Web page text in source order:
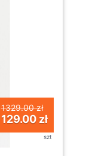
1329.00 zł
zł
szt